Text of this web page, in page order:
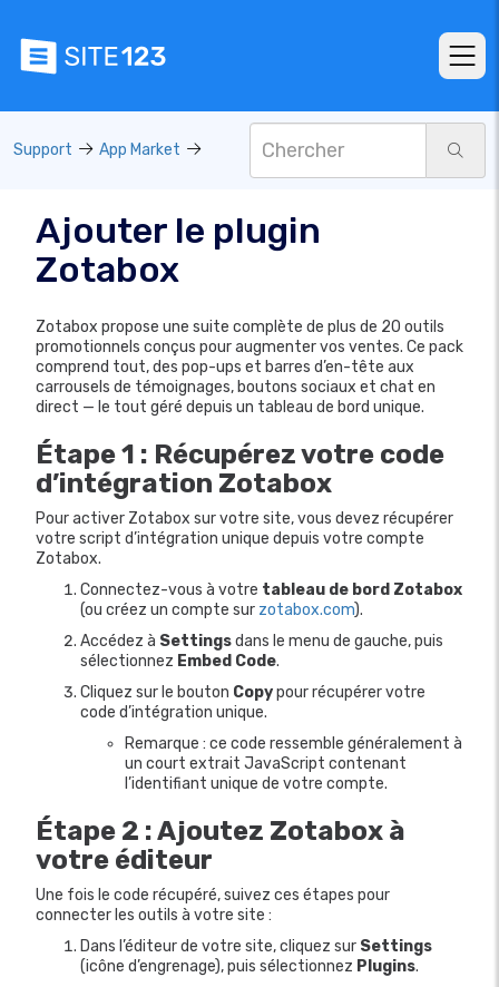
Support App Market
Ajouter le plugin
Zotabox
Zotabox propose une suite complète de plus de 20 outils
promotionnels conçus pour augmenter vos ventes. Ce pack
comprend tout, des pop-ups et barres d’en-tête aux
carrousels de témoignages, boutons sociaux et chat en
direct — le tout géré depuis un tableau de bord unique.
Étape 1 : Récupérez votre code
d’intégration Zotabox
Pour activer Zotabox sur votre site, vous devez récupérer
votre script d’intégration unique depuis votre compte
Zotabox.
Connectez-vous à votre tableau de bord Zotabox
(ou créez un compte sur zotabox.com).
Accédez à Settingsdans le menu de gauche, puis
sélectionnez Embed Code.
Cliquez sur le bouton Copypour récupérer votre
code d’intégration unique.
Remarque : ce code ressemble généralement à
un court extrait JavaScript contenant
l’identifiant unique de votre compte.
Étape 2 : Ajoutez Zotabox à
votre éditeur
Une fois le code récupéré, suivez ces étapes pour
connecter les outils à votre site :
Dans l’éditeur de votre site, cliquez sur Settings
(icône d’engrenage), puis sélectionnez Plugins.